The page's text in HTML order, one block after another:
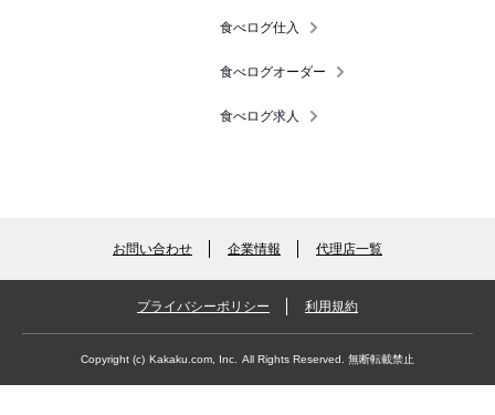
食べログ仕入
食べログオーダー
食べログ求人
お問い合わせ 企業情報 代理店一覧
プライバシーポリシー 利用規約
Copyright (c) Kakaku.com, Inc. All Rights Reserved. 無断転載禁止